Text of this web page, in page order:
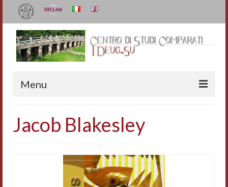
Menu
Organizzazione e contatti
I Deug-Su
Jacob Blakesley